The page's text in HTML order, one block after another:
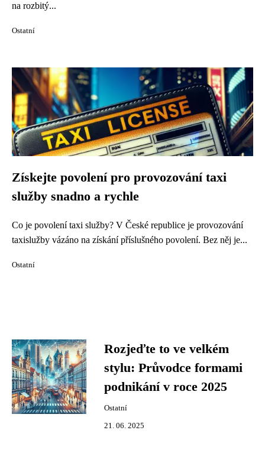
na rozbitý...
Ostatní
Získejte povolení pro provozování taxi
služby snadno a rychle
Co je povolení taxi služby? V České republice je provozování
taxislužby vázáno na získání příslušného povolení. Bez něj je...
Ostatní
Rozjeďte to ve velkém
stylu: Průvodce formami
podnikání v roce 2025
Ostatní
21. 06. 2025